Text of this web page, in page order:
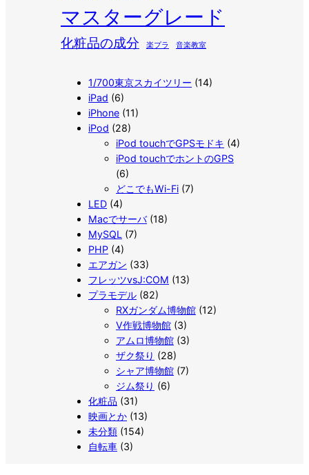
マスターグレード
化粧品の成分 楽プラ 音楽教室
1/700東京スカイツリー (14)
iPad (6)
iPhone (11)
iPod (28)
iPod touchでGPSモドキ (4)
iPod touchでホントのGPS
(6)
どこでもWi-Fi (7)
LED (4)
Macでサーバ(18)
MySQL (7)
PHP (4)
エアガン (33)
フレッツvsJ:COM (13)
プラモデル (82)
RXガンダム博物館 (12)
V作戦博物館 (3)
アムロ博物館 (3)
ザク祭り (28)
シャア博物館 (7)
ジム祭り (6)
化粧品 (31)
映画とか (13)
未分類 (154)
自転車 (3)